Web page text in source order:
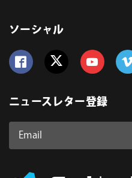
ソーシャル
ニュースレター登録
Email